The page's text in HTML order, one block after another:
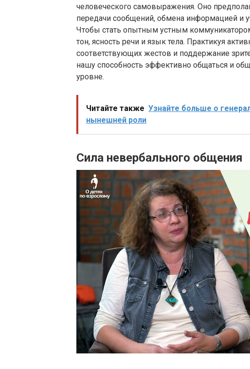
человеческого самовыражения. Оно
передачи сообщений, обмена информацией и
Чтобы стать опытным устным
тон, ясность речи и язык тела. Практикуя
соответствующих жестов и поддержание
нашу способность эффективно общаться и
уровне.
Читайте также Узнайте больше о
нынешней роли
Сила невербального общения